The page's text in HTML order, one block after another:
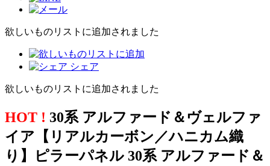
欲しいものリストに追加されました
シェア
欲しいものリストに追加されました
HOT ! 30系 アルファード＆ヴェルファ
イア【リアルカーボン／ハニカム織
り】ピラーパネル 30系 アルファード＆